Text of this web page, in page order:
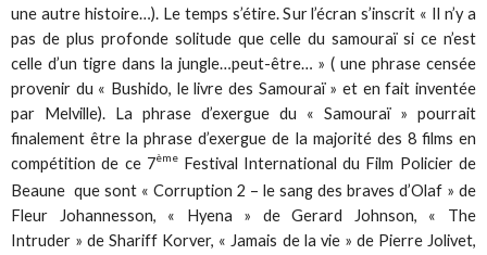
une autre histoire…). Le temps s’étire. Sur l’écran s’inscrit « Il n’y a
pas de plus profonde solitude que celle du samouraï si ce n’est
celle d’un tigre dans la jungle…peut-être… » ( une phrase censée
provenir du « Bushido, le livre des Samouraï » et en fait inventée
par Melville). La phrase d’exergue du « Samouraï » pourrait
finalement être la phrase d’exergue de la majorité des 8 films en
compétition de ce 7èmeFestival International du Film Policier de
Beaune que sont « Corruption 2 – le sang des braves d’Olaf » de
Fleur Johannesson, « Hyena » de Gerard Johnson, « The
Intruder » de Shariff Korver, « Jamais de la vie » de Pierre Jolivet,